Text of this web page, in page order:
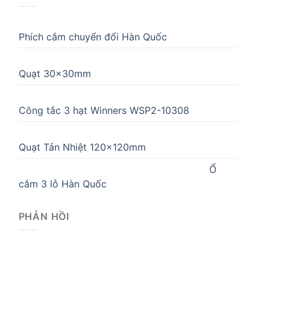
Phích cắm chuyển đổi Hàn Quốc
Quạt 30x30mm
Công tắc 3 hạt Winners WSP2-10308
Quạt Tản Nhiệt 120x120mm
Ổ
cắm 3 lỗ Hàn Quốc
PHẢN HỒI